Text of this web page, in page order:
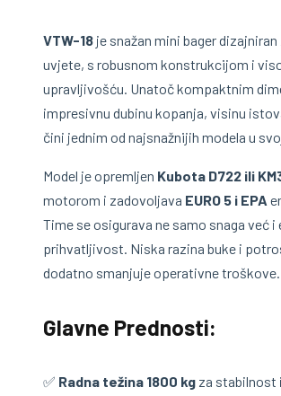
VTW-18 je snažan mini bager
uvjete, s robusnom konstrukcijom i
upravljivošću. Unatoč kompaktnim
impresivnu dubinu kopanja, visinu
čini jednim od najsnažnijih modela u
Model je opremljen Kubota D722 ili
motorom i zadovoljava EURO 5 i EPA
Time se osigurava ne samo snaga već i
prihvatljivost. Niska razina buke i
dodatno smanjuje operativne troškove.
Glavne Prednosti:
✅ Radna težina 1800 kg za stabilnost